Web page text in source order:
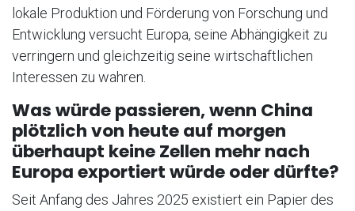
lokale Produktion und Förderung von Forschung und
Entwicklung versucht Europa, seine Abhängigkeit zu
verringern und gleichzeitig seine wirtschaftlichen
Interessen zu wahren.
Was würde passieren, wenn China
plötzlich von heute auf morgen
überhaupt keine Zellen mehr nach
Europa exportiert würde oder dürfte?
Seit Anfang des Jahres 2025 existiert ein Papier des